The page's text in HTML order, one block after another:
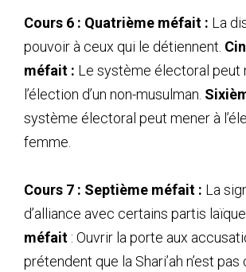
26 (26) Les méfaits de la démocratie - Abou
Hammaad Al-Hayiti_2009_01_14
27 (27) Les méfaits de la démocratie - Abou
28 (28) Les méfaits de la démocratie - Abou
Hammaad Al-Hayiti_2009_01_28
29 (29) Les méfaits de la démocratie - Abou
Hammaad Al-Hayiti_2009_02_11
31 (31) Les méfaits de la démocratie - Abou
32
(32) Les méfaits de la démocratie - Abou
Hammaad Al-Hayiti_2009_02_25
Cours 6 : Quatrième méfait : La
pouvoir à ceux qui le détiennent.
méfait : Le système électoral peut
l’élection d’un non-musulman.
système électoral peut mener à
femme.
Cours 7 : Septième méfait : La
d’alliance avec certains partis
méfait : Ouvrir la porte aux
prétendent que la Shari’ah n’est